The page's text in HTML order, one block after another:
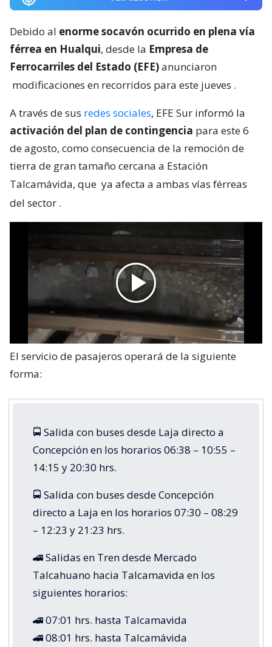
Debido al enorme socavón ocurrido en plena vía
férrea en Hualqui, desde la Empresa de
Ferrocarriles del Estado (EFE)anunciaron
modificaciones en recorridos para este jueves .
A través de sus redes sociales, EFE Sur informó la
activación del plan de contingencia para este 6
de agosto, como consecuencia de la remoción de
tierra de gran tamaño cercana a Estación
Talcamávida, que ya afecta a ambas vías férreas
del sector .
El servicio de pasajeros operará de la siguiente
forma:
🚍 Salida con buses desde Laja directo a
Concepción en los horarios 06:38 – 10:55 –
14:15 y 20:30 hrs.
🚍 Salida con buses desde Concepción
directo a Laja en los horarios 07:30 – 08:29
– 12:23 y 21:23 hrs.
🚄 Salidas en Tren desde Mercado
Talcahuano hacia Talcamavida en los
siguientes horarios:
🚄 07:01 hrs. hasta Talcamavida
🚄 08:01 hrs. hasta Talcamávida